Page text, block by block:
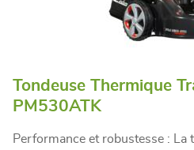
Tondeuse Thermique
PM530ATK
Performance et robustesse : La